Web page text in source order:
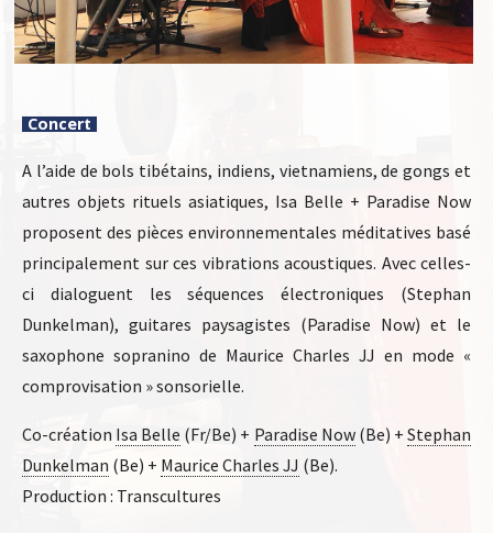
Concert
A l’aide de bols tibétains, indiens, vietnamiens, de gongs et
autres objets rituels asiatiques, Isa Belle + Paradise Now
proposent des pièces environnementales méditatives basé
principalement sur ces vibrations acoustiques. Avec celles-
ci dialoguent les séquences électroniques (Stephan
Dunkelman), guitares paysagistes (Paradise Now) et le
saxophone sopranino de Maurice Charles JJ en mode «
comprovisation » sonsorielle.
Co-création Isa Belle (Fr/Be) + Paradise Now(Be) +Stephan
Dunkelman (Be) + Maurice Charles JJ (Be).
Production : Transcultures